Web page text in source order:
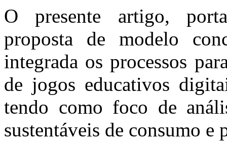
O presente artigo,
proposta de modelo
integrada os processos
de jogos educativos
tendo como foco de
sustentáveis de consumo